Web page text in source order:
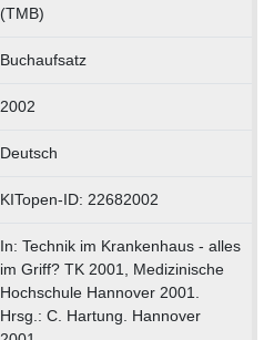
(TMB)
Buchaufsatz
2002
Deutsch
KITopen-ID: 22682002
In: Technik im Krankenhaus - alles
im Griff? TK 2001, Medizinische
Hochschule Hannover 2001.
Hrsg.: C. Hartung. Hannover